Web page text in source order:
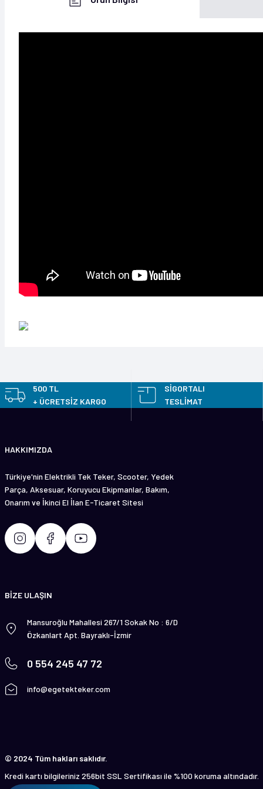
Görüş ve önerileriniz için teşekkür ederiz.
Ürün bilgilerinde hatalar bulunuyor.
Bu ürüne benzer farklı alternatifler olmalı.
500 TL
+ ÜCRETSİZ KARGO
SİGORTALI
TESLİMAT
HAKKIMIZDA
Türkiye'nin Elektrikli Tek Teker, Scooter, Yedek
Parça, Aksesuar, Koruyucu Ekipmanlar, Bakım,
Onarım ve İkinci El İlan E-Ticaret Sitesi
BİZE ULAŞIN
Mansuroğlu Mahallesi 267/1 Sokak No : 6/D
Özkanlart Apt. Bayraklı-İzmir
0 554 245 47 72
info@egetekteker.com
© 2024 Tüm hakları saklıdır.
Kredi kartı bilgileriniz 256bit SSL Sertifikası ile %100 koruma altındadır.